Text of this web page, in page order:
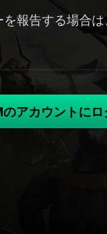
報告する場合
アカウントに